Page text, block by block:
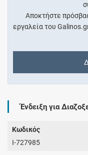
Αποκτήστε
εργαλεία του
Ένδειξη για
Κωδικός
I-727985